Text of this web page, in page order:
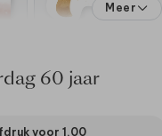
Meer
60 jaar
voor 1,00